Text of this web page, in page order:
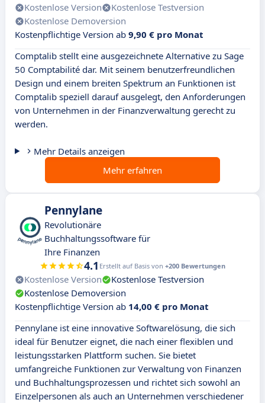
Kostenlose Version
Kostenlose Testversion
Kostenlose Demoversion
Kostenpflichtige Version ab 9,90 € pro Monat
Comptalib stellt eine ausgezeichnete Alternative zu Sage
50 Comptabilité dar. Mit seinem benutzerfreundlichen
Design und einem breiten Spektrum an Funktionen ist
Comptalib speziell darauf ausgelegt, den Anforderungen
von Unternehmen in der Finanzverwaltung gerecht zu
werden.
Mehr Details anzeigen
Mehr erfahren
Pennylane
Revolutionäre
Buchhaltungssoftware für
Ihre Finanzen
4.1 Erstellt auf Basis von +200 Bewertungen
Kostenlose Version
Kostenlose Testversion
Kostenlose Demoversion
Kostenpflichtige Version ab 14,00 € pro Monat
Pennylane ist eine innovative Softwarelösung, die sich
ideal für Benutzer eignet, die nach einer flexiblen und
leistungsstarken Plattform suchen. Sie bietet
umfangreiche Funktionen zur Verwaltung von Finanzen
und Buchhaltungsprozessen und richtet sich sowohl an
Einzelpersonen als auch an Unternehmen verschiedener